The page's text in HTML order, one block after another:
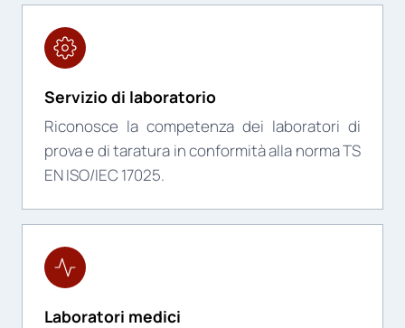
Servizio di laboratorio
Riconosce la competenza dei laboratori di
prova e di taratura in conformità alla norma TS
EN ISO/IEC 17025.
Laboratori medici